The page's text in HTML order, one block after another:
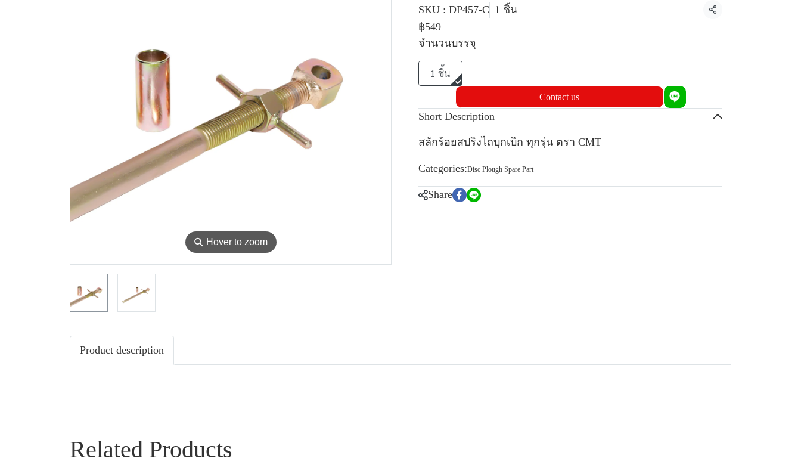
⚲ Hover to zoom
SKU : DP457-C 1 ชิ้น Share
฿549
จำนวนบรรจุ
1 ชิ้น
Contact us
Short Description
สลักร้อยสปริงไถบุกเบิก ทุกรุ่น ตรา CMT
Categories:Disc Plough Spare Part
Share
Product description
Related Products